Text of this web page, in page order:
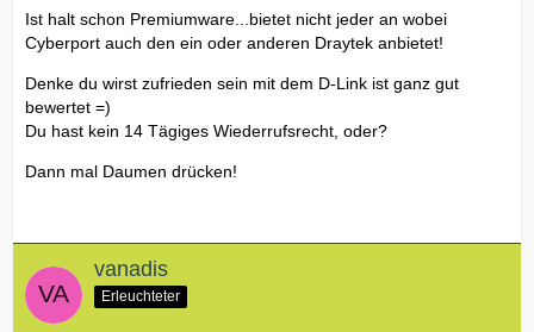
Ist halt schon Premiumware...bietet nicht jeder an wobei
Cyberport auch den ein oder anderen Draytek anbietet!
Denke du wirst zufrieden sein mit dem D-Link ist ganz gut
bewertet =)
Du hast kein 14 Tägiges Wiederrufsrecht, oder?
Dann mal Daumen drücken!
vanadis
Erleuchteter